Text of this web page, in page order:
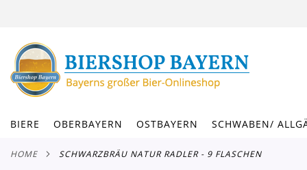
INHALT
BIERE OBERBAYERN OSTBAYERN SCHWABEN/
HOME SCHWARZBRÄU NATUR RADLER - 9 FLASCHEN